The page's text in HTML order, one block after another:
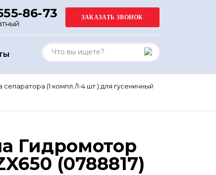
86-73
сепаратора (1 компл./1-4 шт.) для гусеничный
Гидромотор
(0788817)